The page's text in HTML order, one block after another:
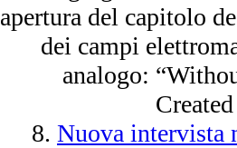
apertura del capitolo
dei campi
analogo:
8. Nuova intervista